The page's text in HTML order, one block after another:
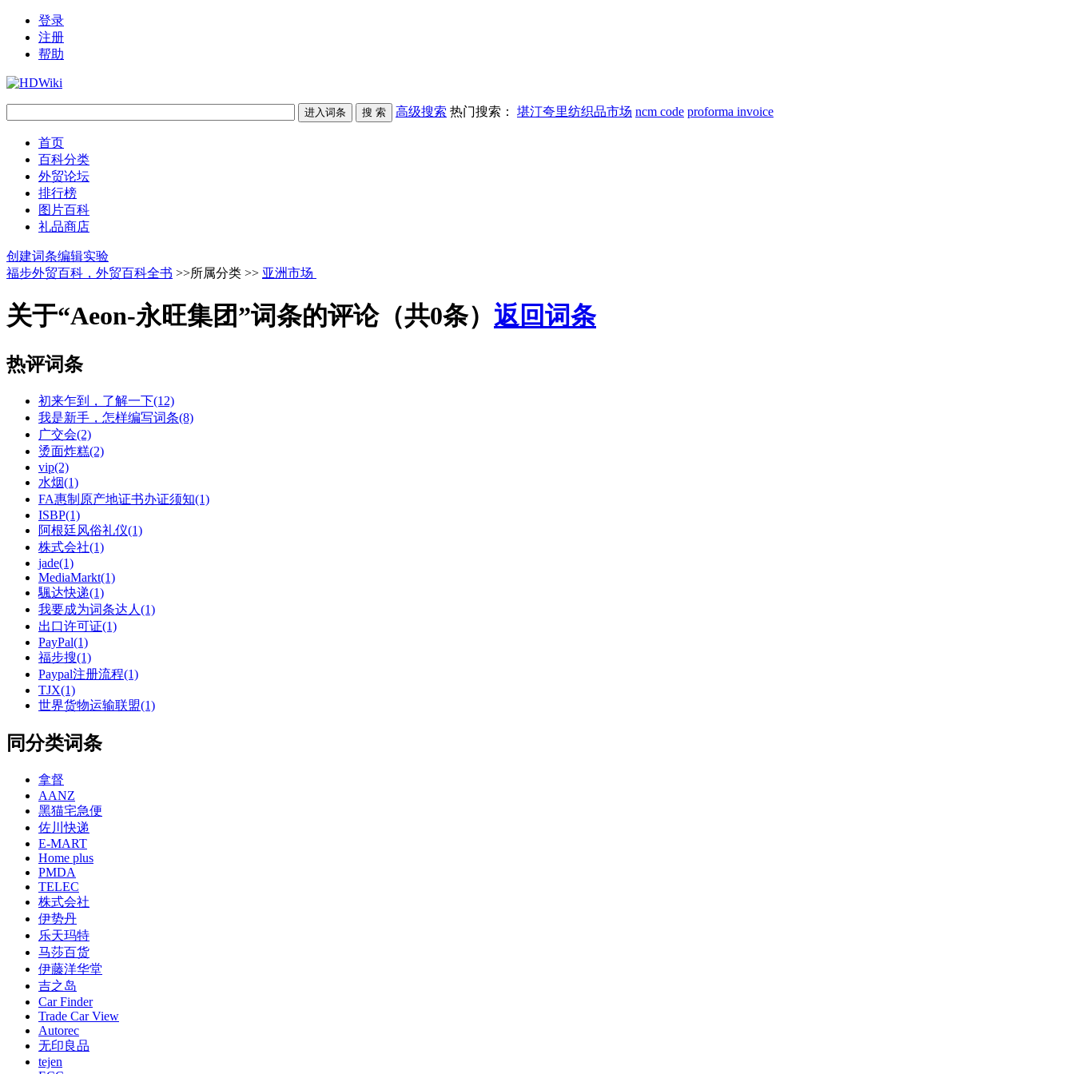
登录
注册
帮助
高级搜索 热门搜索： 堪汀夸里纺织品市场 ncm code proforma invoice
首页
百科分类
外贸论坛
排行榜
图片百科
礼品商店
创建词条编辑实验
福步外贸百科，外贸百科全书 >>所属分类 >> 亚洲市场
关于“Aeon-永旺集团”词条的评论（共0条） 返回词条
热评词条
初来乍到，了解一下(12)
我是新手，怎样编写词条(8)
广交会(2)
烫面炸糕(2)
vip(2)
水烟(1)
FA惠制原产地证书办证须知(1)
ISBP(1)
阿根廷风俗礼仪(1)
株式会社(1)
jade(1)
MediaMarkt(1)
颿达快递(1)
我要成为词条达人(1)
出口许可证(1)
PayPal(1)
福步搜(1)
Paypal注册流程(1)
TJX(1)
世界货物运输联盟(1)
同分类词条
拿督
AANZ
黑猫宅急便
佐川快递
E-MART
Home plus
PMDA
TELEC
株式会社
伊势丹
乐天玛特
马莎百货
伊藤洋华堂
吉之岛
Car Finder
Trade Car View
Autorec
无印良品
tejen